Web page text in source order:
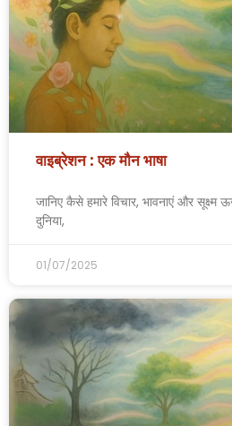
वाइब्रेशन : एक मौन भाषा
जानिए कैसे हमारे विचार, भावनाएं और सूक्ष्म
दुनिया,
01/07/2025